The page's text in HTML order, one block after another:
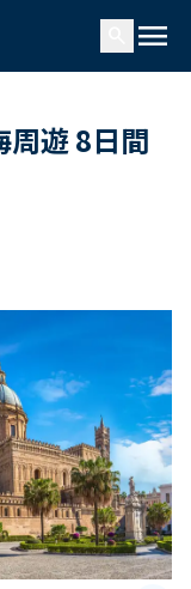
menu
周遊 8日間